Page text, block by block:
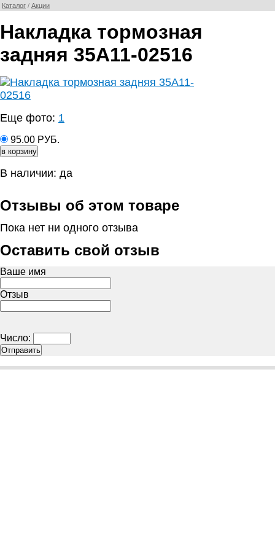
Каталог / Акции
Накладка тормозная
задняя 35А11-02516
Еще фото: 1
95.00 РУБ.
В наличии: да
Отзывы об этом товаре
Пока нет ни одного отзыва
Оставить свой отзыв
Ваше имя
Отзыв
Число: